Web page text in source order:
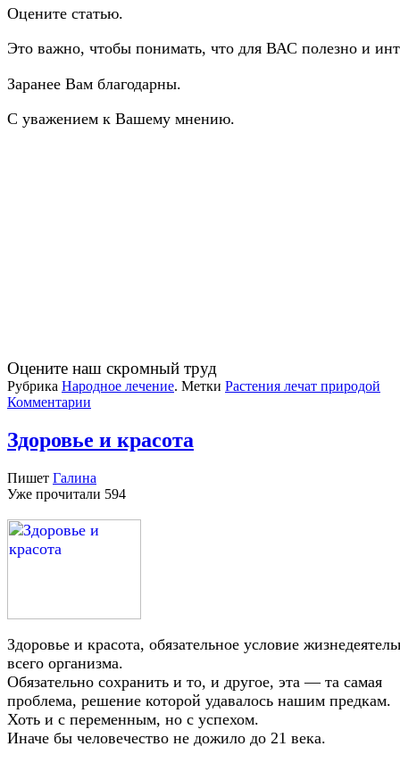
Оцените статью.
Это важно, чтобы понимать, что для ВАС полезно и
Заранее Вам благодарны.
С уважением к Вашему мнению.
Оцените наш скромный труд
Рубрика Народное лечение. Метки Растения лечат природой
Комментарии
Здоровье и красота
Пишет Галина
Уже прочитали 594
Здоровье и красота, обязательное условие
всего организма.
Обязательно сохранить и то, и другое, эта — та самая
проблема, решение которой удавалось нашим предкам.
Хоть и с переменным, но с успехом.
Иначе бы человечество не дожило до 21 века.